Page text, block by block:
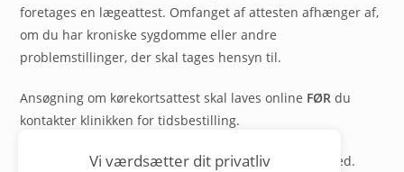
foretages en lægeattest. Omfanget af attesten afhænger af,
om du har kroniske sygdomme eller andre
problemstillinger, der skal tages hensyn til.
Ansøgning om kørekortsattest skal laves online FØR du
kontakter klinikken for tidsbestilling.
Det er ikke længere nødvendigt at have et pasfoto med.
Vi værdsætter dit privatliv